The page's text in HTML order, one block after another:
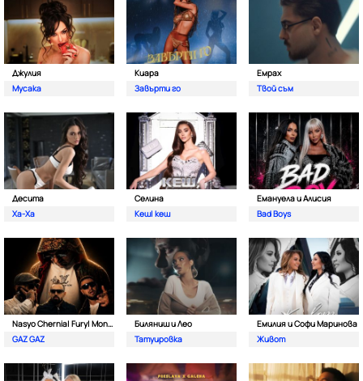
Джулия
Мусака
Киара
Завърти го
Емрах
Твой съм
Десита
Ха-Ха
Селина
Кеш| кеш
Емануела и Алисия
Bad Boys
Nasyo Chernia| Fury| Monkey & Bobo Armani
GAZ GAZ
Биляниш и Лео
Татуировка
Емилия и Софи Маринова
Живот